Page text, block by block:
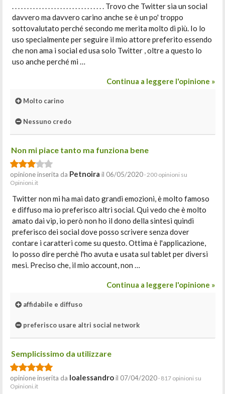
. . . . . . . . . . . . . . . . . . . . . . . . . . . . . . . Trovo che Twitter sia un social
davvero ma davvero carino anche se è un po' troppo
sottovalutato perché secondo me merita molto di più. Io lo
uso specialmente per seguire il mio attore preferito essendo
che non ama i social ed usa solo Twitter , oltre a questo lo
uso anche perché mi …
Continua a leggere l'opinione »
Molto carino
Nessuno credo
Non mi piace tanto ma funziona bene
opinione inserita da Petnoira il 06/05/2020 · 200 opinioni su
Opinioni.it
Twitter non mi ha mai dato grandi emozioni, è molto famoso
e diffuso ma io preferisco altri social. Qui vedo che è molto
amato dai vip, io però non ho il dono della sintesi quindi
preferisco dei social dove posso scrivere senza dover
contare i caratteri come su questo. Ottima è l'applicazione,
lo posso dire perchè l'ho avuta e usata sul tablet per diversi
mesi. Preciso che, il mio account, non …
Continua a leggere l'opinione »
affidabile e diffuso
preferisco usare altri social network
Semplicissimo da utilizzare
opinione inserita da Ioalessandroil 07/04/2020 · 817 opinioni su
Opinioni.it